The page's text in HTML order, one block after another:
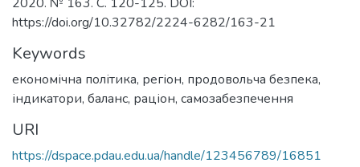
https://doi.org/10.32782/2224-6282/163-21
Keywords
економічна політика, регіон, продовольча безпека,
індикатори, баланс, раціон, самозабезпечення
URI
https://dspace.pdau.edu.ua/handle/123456789/16851